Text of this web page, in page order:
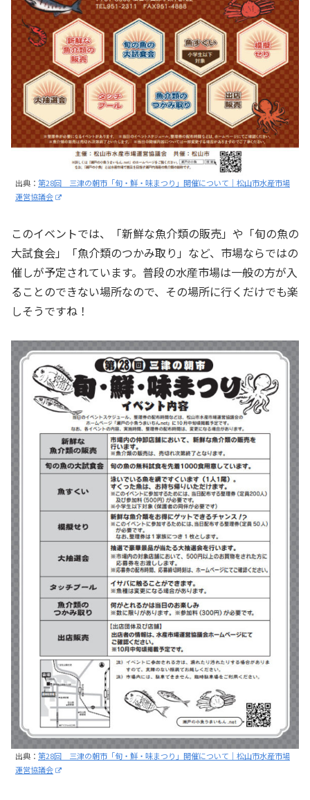
出典： 第28回 三津の朝市「旬・鮮・味まつり」開催について｜松山市水産市場
運営協議会
このイベントでは、「新鮮な魚介類の販売」や「旬の魚の
大試食会」「魚介類のつかみ取り」など、市場ならではの
催しが予定されています。普段の水産市場は一般の方が入
ることのできない場所なので、その場所に行くだけでも楽
しそうですね！
出典： 第28回 三津の朝市「旬・鮮・味まつり」開催について｜松山市水産市場
運営協議会